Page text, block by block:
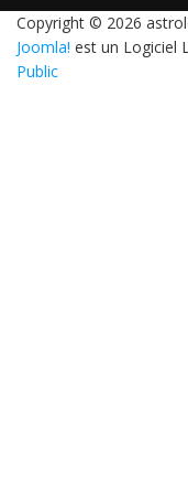
Copyright © 2026
Joomla! est un Logiciel
Public